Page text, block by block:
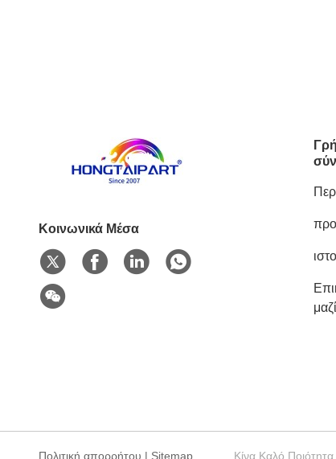
Κοινωνικά Μέσα
Πολιτική απορρήτου | Sitemap Κίνα Καλό